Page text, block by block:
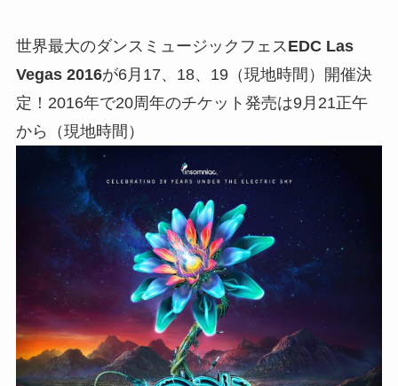
世界最大のダンスミュージックフェスEDC Las
Vegas 2016が6月17、18、19（現地時間）開催決
定！2016年で20周年のチケット発売は9月21正午
から（現地時間）